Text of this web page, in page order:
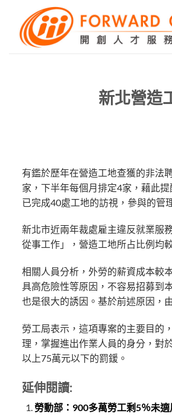
content
新北營造
有鑑於歷年在營造工地查獲的非法
家，下半年每個月排定4家，藉此
已完成40處工地的訪視，參與的管
新北市近兩年裁處雇主違反就業服
從事工作」，營造工地所占比例均
相關人員分析，外勞的薪資成本較
具高危險性等原因，不容易招募到
也是很大的誘因。基於前述原因，
勞工局表示，這項專案的主要目的
理，掌握進出作業人員的身分，對
以上75萬元以下的罰鍰。
延伸閱讀:
勞動部：900多萬勞工剩5％未